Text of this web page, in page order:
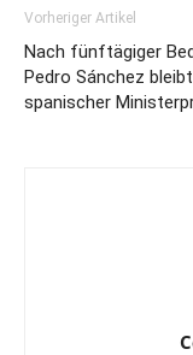
Vorheriger Artikel
Nach fünftägiger
Pedro Sánchez bleibt
spanischer